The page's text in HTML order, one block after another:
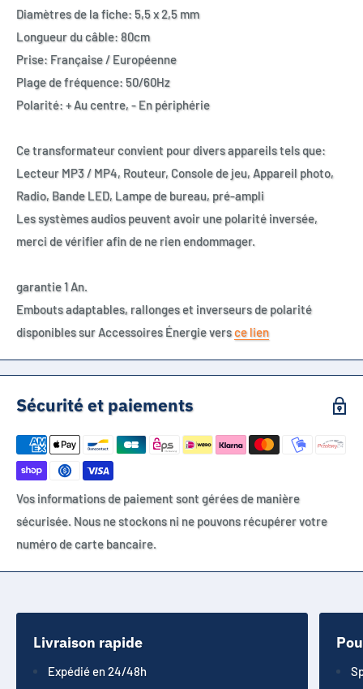
Diamètres de la fiche: 5,5 x 2,5 mm
Longueur du câble: 80cm
Prise: Française / Européenne
Plage de fréquence: 50/60Hz
Polarité: + Au centre, - En périphérie
Ce transformateur convient pour divers appareils tels que:
Lecteur MP3 / MP4, Routeur, Console de jeu, Appareil photo,
Radio, Bande LED, Lampe de bureau, pré-ampli
Les systèmes audios peuvent avoir une polarité inversée,
merci de vérifier afin de ne rien endommager.
garantie 1 An.
Embouts adaptables, rallonges et inverseurs de polarité
disponibles sur Accessoires Énergie versce lien
Sécurité et paiements
Vos informations de paiement sont gérées de manière
sécurisée. Nous ne stockons ni ne pouvons récupérer votre
numéro de carte bancaire.
Livraison rapide
Expédié en 24/48h